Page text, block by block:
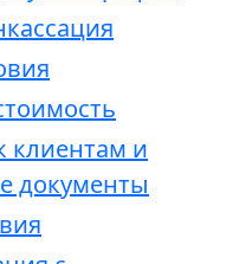
клиентам и
документы